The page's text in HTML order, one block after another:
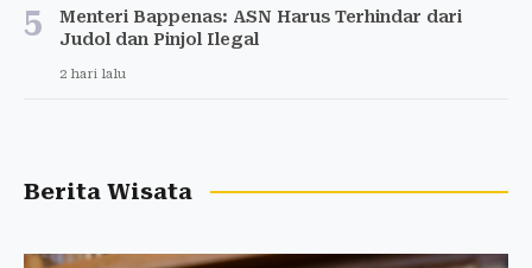
5
Menteri Bappenas: ASN Harus Terhindar dari
Judol dan Pinjol Ilegal
2 hari lalu
Berita Wisata